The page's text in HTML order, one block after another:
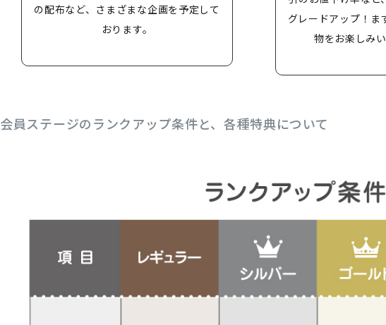
の配布など、さまざまな企画を予定して
おります。
グレードアップ！ま
物をお楽しみ
会員ステージのランクアップ条件と、各種特典について